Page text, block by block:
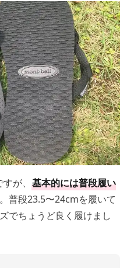
が、 基本的には普段履い
。普段23.5〜24cmを履いて
でちょうど良く履けまし